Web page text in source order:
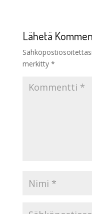
Lähetä
merkitty *